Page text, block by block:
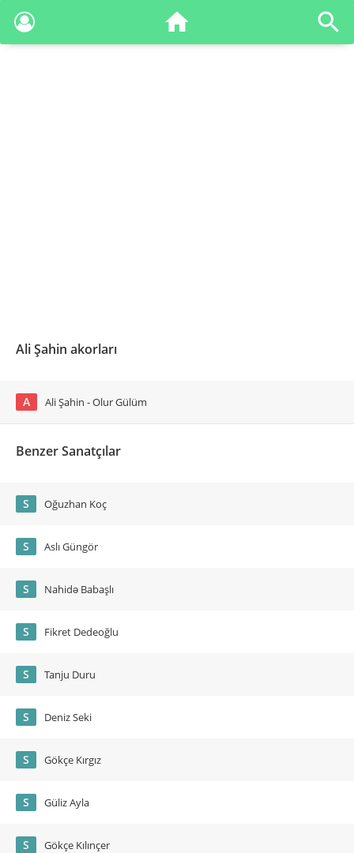
Ali Şahin akorları
A Ali Şahin - Olur Gülüm
Benzer Sanatçılar
S Oğuzhan Koç
S Aslı Güngör
S Nahidə Babaşlı
S Fikret Dedeoğlu
S Tanju Duru
S Deniz Seki
S Gökçe Kırgız
S Güliz Ayla
S Gökçe Kılınçer